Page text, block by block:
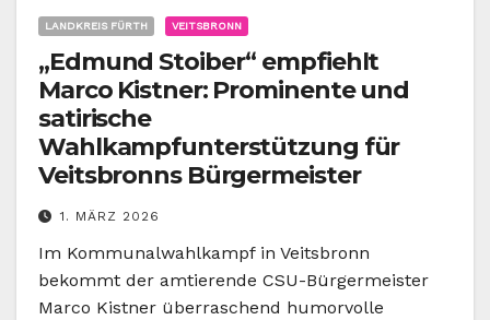
LANDKREIS FÜRTH VEITSBRONN
„Edmund Stoiber“ empfiehlt
Marco Kistner: Prominente und
satirische
Wahlkampfunterstützung für
Veitsbronns Bürgermeister
1. MÄRZ 2026
Im Kommunalwahlkampf in Veitsbronn
bekommt der amtierende CSU-Bürgermeister
Marco Kistner überraschend humorvolle